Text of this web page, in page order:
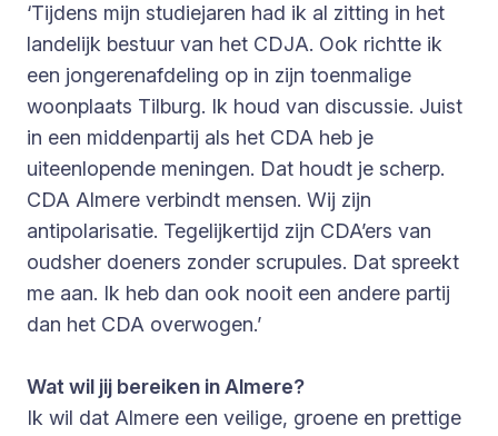
‘Tijdens mijn studiejaren had ik al zitting in het
landelijk bestuur van het CDJA. Ook richtte ik
een jongerenafdeling op in zijn toenmalige
woonplaats Tilburg. Ik houd van discussie. Juist
in een middenpartij als het CDA heb je
uiteenlopende meningen. Dat houdt je scherp.
CDA Almere verbindt mensen. Wij zijn
antipolarisatie. Tegelijkertijd zijn CDA’ers van
oudsher doeners zonder scrupules. Dat spreekt
me aan. Ik heb dan ook nooit een andere partij
dan het CDA overwogen.’
Wat wil jij bereiken in Almere?
Ik wil dat Almere een veilige, groene en prettige